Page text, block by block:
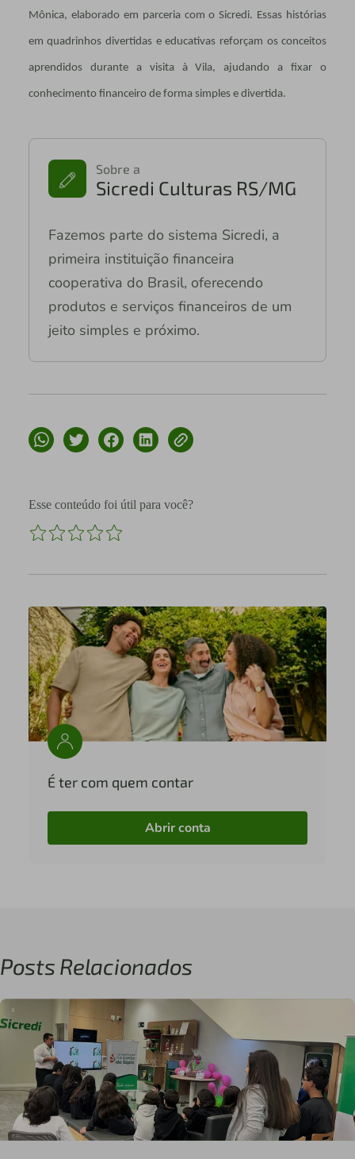
Mônica, elaborado em parceria com o Sicredi. Essas histórias
em quadrinhos divertidas e educativas reforçam os conceitos
aprendidos durante a visita à Vila, ajudando a fixar o
conhecimento financeiro de forma simples e divertida.
Sobre a
Sicredi Culturas RS/MG
Fazemos parte do sistema Sicredi, a
primeira instituição financeira
cooperativa do Brasil, oferecendo
produtos e serviços financeiros de um
jeito simples e próximo.
Esse conteúdo foi útil para você?
É ter com quem contar
Abrir conta
Posts Relacionados